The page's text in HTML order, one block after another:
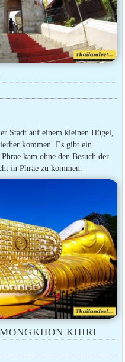
Stadt auf einem kleinen Hügel,
kommen. Es gibt ein
kam ohne den Besuch der
in Phrae zu kommen.
KHIRI